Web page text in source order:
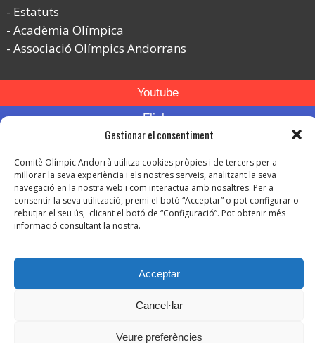
Gestionar el consentiment
Comitè Olímpic Andorrà utilitza cookies pròpies i de tercers per a
millorar la seva experiència i els nostres serveis, analitzant la seva
navegació en la nostra web i com interactua amb nosaltres. Per a
consentir la seva utilització, premi el botó “Acceptar” o pot configurar o
rebutjar el seu ús, clicant el botó de “Configuració”. Pot obtenir més
informació consultant la nostra.
Acceptar
Cancel·lar
Veure preferències
Estatuts
Acadèmia Olímpica
Associació Olímpics Andorrans
Youtube
Flickr
Instagram
Avís legal-
Política de privacitat
Política de Cookies